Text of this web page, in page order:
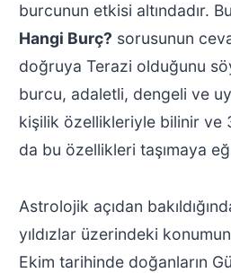
burcunun etkisi altındadır.
Hangi Burç? sorusunun
doğruya Terazi olduğunu
burcu, adaletli, dengeli ve
kişilik özellikleriyle bilinir ve
da bu özellikleri taşımaya
Astrolojik açıdan
yıldızlar üzerindeki
Ekim tarihinde doğanların